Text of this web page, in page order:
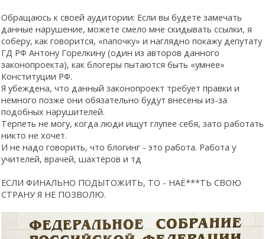
Обращаюсь к своей аудитории: Если вы будете замечать
данные нарушение, можете смело мне скидывать ссылки, я
соберу, как говорится, «папочку» и наглядно покажу депутату
ГД РФ Антону Горелкину (один из авторов данного
законопроекта), как блогеры пытаются быть «умнее»
Конституции РФ.
Я убеждена, что данный законопроект требует правки и
немного позже они обязательно будут внесены из-за
подобных нарушителей.
Терпеть не могу, когда люди ищут глупее себя, зато работать
никто не хочет.
И не надо говорить, что блогинг - это работа. Работа у
учителей, врачей, шахтёров и тд
ЕСЛИ ФИНАЛЬНО ПОДЫТОЖИТЬ, ТО - НАЁ***ТЬ СВОЮ
СТРАНУ Я НЕ ПОЗВОЛЮ.